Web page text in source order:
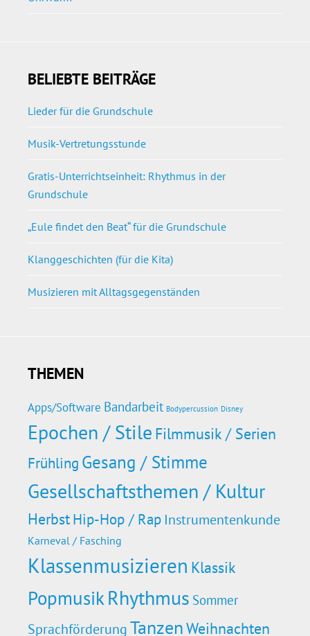
BELIEBTE BEITRÄGE
Lieder für die Grundschule
Musik-Vertretungsstunde
Gratis-Unterrichtseinheit: Rhythmus in der
Grundschule
„Eule findet den Beat“ für die Grundschule
Klanggeschichten (für die Kita)
Musizieren mit Alltagsgegenständen
THEMEN
Apps/Software Bandarbeit Bodypercussion Disney
Epochen / Stile Filmmusik / Serien
Frühling Gesang / Stimme
Gesellschaftsthemen / Kultur
HerbstHip-Hop / Rap Instrumentenkunde
Karneval / Fasching
Klassenmusizieren Klassik
Popmusik Rhythmus Sommer
SprachförderungTanzenWeihnachten